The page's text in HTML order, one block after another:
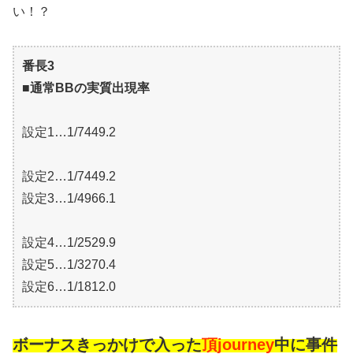
い！？
番長3
■通常BBの実質出現率
設定1…1/7449.2
設定2…1/7449.2
設定3…1/4966.1
設定4…1/2529.9
設定5…1/3270.4
設定6…1/1812.0
ボーナスきっかけで入った頂journey中に事件